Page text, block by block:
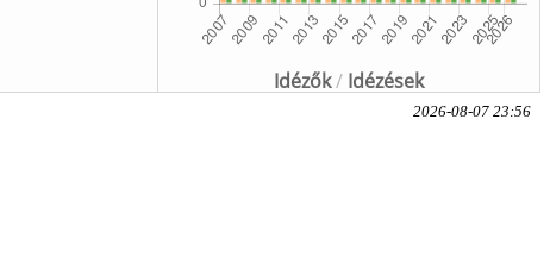
Idézők/ Idézések
2026-08-07 23:56